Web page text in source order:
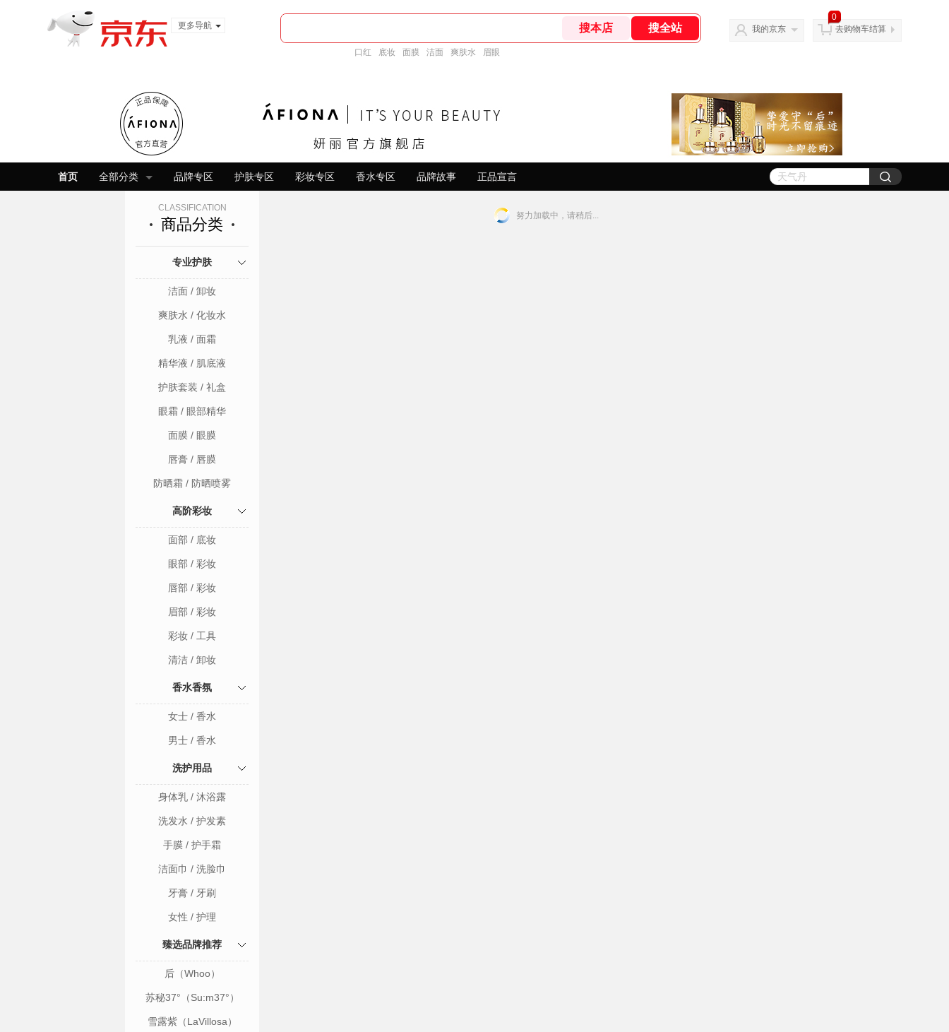
更多导航
口红 底妆 面膜 洁面 爽肤水 眉眼
我的京东
0
去购物车结算
首页 全部分类 品牌专区 护肤专区 彩妆专区 香水专区 品牌故事 正品宣言
CLASSIFICATION
商品分类
专业护肤
洁面 / 卸妆
爽肤水 / 化妆水
乳液 / 面霜
精华液 / 肌底液
护肤套装 / 礼盒
眼霜 / 眼部精华
面膜 / 眼膜
唇膏 / 唇膜
防晒霜 / 防晒喷雾
高阶彩妆
面部 / 底妆
眼部 / 彩妆
唇部 / 彩妆
眉部 / 彩妆
彩妆 / 工具
清洁 / 卸妆
香水香氛
女士 / 香水
男士 / 香水
洗护用品
身体乳 / 沐浴露
洗发水 / 护发素
手膜 / 护手霜
洁面巾 / 洗脸巾
牙膏 / 牙刷
女性 / 护理
臻选品牌推荐
后（Whoo）
苏秘37°（Su:m37°）
雪露紫（LaVillosa）
努力加载中，请稍后...